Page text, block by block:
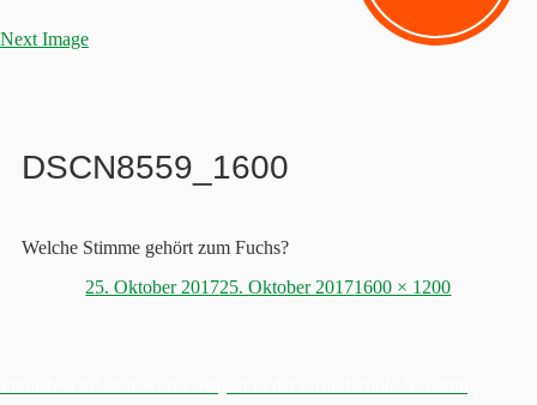
Next Image
DSCN8559_1600
Welche Stimme gehört zum Fuchs?
Posted
25. Oktober 201725. Oktober 2017Full
1600 × 1200
Beitragsnavigation